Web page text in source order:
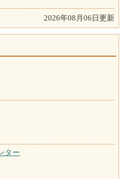
2026年08月06日更新
ター